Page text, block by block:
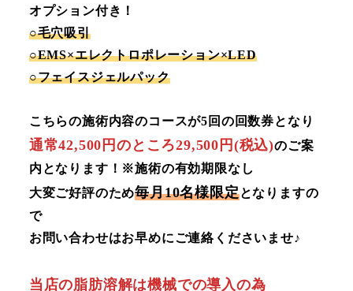
オプション付き！
○毛穴吸引
○EMS×エレクトロポレーション×LED
○フェイスジェルパック
こちらの施術内容のコースが5回の回数券となり
通常42,500円のところ29,500円(税込)のご案
内となります！※施術の有効期限なし
大変ご好評のため毎月10名様限定となりますの
で
お問い合わせはお早めにご連絡くださいませ♪
当店の脂肪溶解は機械での導入の為